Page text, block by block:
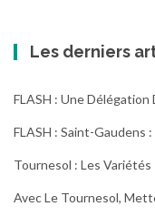
Les derniers
FLASH : Une Délégation
FLASH : Saint-Gaudens
Tournesol : Les Variétés
Avec Le Tournesol,